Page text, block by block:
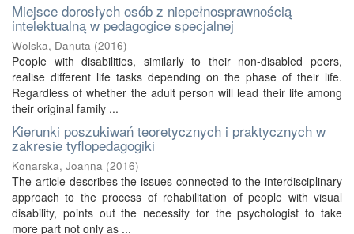
Miejsce dorosłych osób z niepełnosprawnością
intelektualną w pedagogice specjalnej
Wolska, Danuta (2016)
People with disabilities, similarly to their non-disabled peers,
realise different life tasks depending on the phase of their life.
Regardless of whether the adult person will lead their life among
their original family ...
Kierunki poszukiwań teoretycznych i praktycznych w
zakresie tyflopedagogiki
Konarska, Joanna (2016)
The article describes the issues connected to the interdisciplinary
approach to the process of rehabilitation of people with visual
disability, points out the necessity for the psychologist to take
more part not only as ...